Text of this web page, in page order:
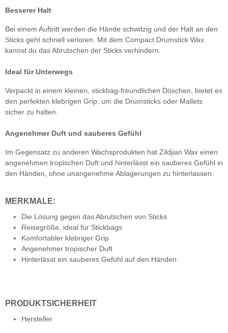
Besserer Halt
Bei einem Auftritt werden die Hände schwitzig und der Halt an den
Sticks geht schnell verloren. Mit dem Compact Drumstick Wax
kannst du das Abrutschen der Sticks verhindern.
Ideal für Unterwegs
Verpackt in einem kleinen, stickbag-freundlichen Döschen, bietet es
den perfekten klebrigen Grip, um die Drumsticks oder Mallets
sicher zu halten.
Angenehmer Duft und sauberes Gefühl
Im Gegensatz zu anderen Wachsprodukten hat Zildjian Wax einen
angenehmen tropischen Duft und hinterlässt ein sauberes Gefühl in
den Händen, ohne unangenehme Ablagerungen zu hinterlassen.
MERKMALE:
Die Lösung gegen das Abrutschen von Sticks
Reisegröße, ideal für Stickbags
Komfortabler klebriger Grip
Angenehmer tropischer Duft
Hinterlässt ein sauberes Gefühl auf den Händen
PRODUKTSICHERHEIT
Hersteller